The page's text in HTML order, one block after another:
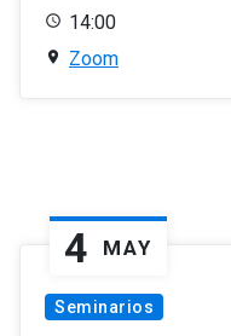
14:00
Zoom
4 MAY
Seminarios